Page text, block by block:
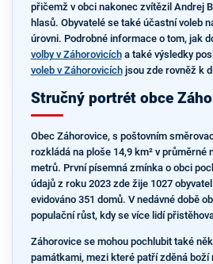
přičemž v obci nakonec zvítězil Andrej
hlasů. Obyvatelé se také účastní voleb
úrovni. Podrobné informace o tom, jak
volby v Záhorovicícha také výsledky
voleb v Záhorovicíchjsou zde rovněž k
Stručný portrét obce
Obec Záhorovice, s poštovním
rozkládá na ploše 14,9 km² v průměrné
metrů. První písemná zmínka o obci
údajů z roku 2023 zde žije 1027
evidováno 351 domů. V nedávné době
populační růst, kdy se více lidí
Záhorovice se mohou pochlubit také
památkami, mezi které patří zděná boží